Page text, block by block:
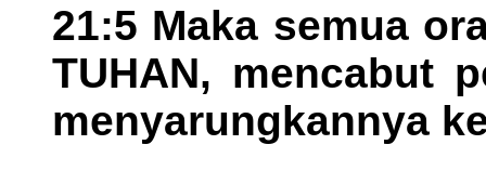
21:5 Maka semua
TUHAN, mencabut
menyarungkannya